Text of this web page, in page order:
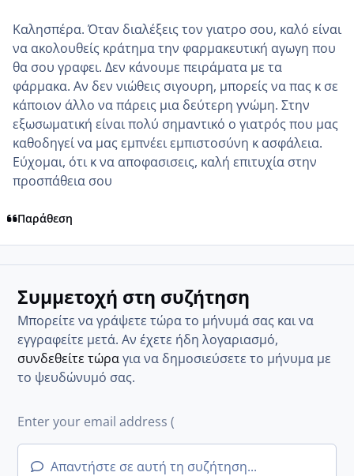
Καλησπέρα. Όταν διαλέξεις τον γιατρο σου, καλό είναι
να ακολουθείς κράτημα την φαρμακευτική αγωγη που
θα σου γραφει. Δεν κάνουμε πειράματα με τα
φάρμακα. Αν δεν νιώθεις σιγουρη, μπορείς να πας κ σε
κάποιον άλλο να πάρεις μια δεύτερη γνώμη. Στην
εξωσωματική είναι πολύ σημαντικό ο γιατρός που μας
καθοδηγεί να μας εμπνέει εμπιστοσύνη κ ασφάλεια.
Εύχομαι, ότι κ να αποφασισεις, καλή επιτυχία στην
προσπάθεια σου
Παράθεση
Συμμετοχή στη συζήτηση
Μπορείτε να γράψετε τώρα το μήνυμά σας και να
εγγραφείτε μετά. Αν έχετε ήδη λογαριασμό,
συνδεθείτε τώραγια να δημοσιεύσετε το μήνυμα με
το ψευδώνυμό σας.
Απαντήστε σε αυτή τη συζήτηση...